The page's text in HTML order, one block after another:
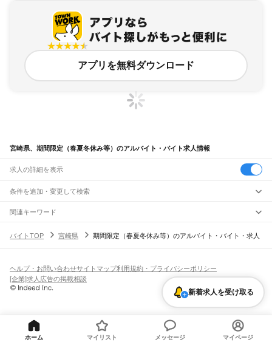
アプリを無料ダウンロード
宮崎県、期間限定（春夏冬休み等）のアルバイト・バイト求人情報
求人の詳細を表示
条件を追加・変更して検索
市区町村を追加・変更
宮崎県すべて
駅を追加・変更
市棚駅 北川駅日向長井駅 北延岡駅延岡駅南延岡駅 旭ケ丘駅 土々呂駅
日向市駅財光寺駅南日向駅美々津駅東都農駅都農駅川南駅高鍋駅日向新富駅
佐土原駅日向住吉駅蓮ケ池駅 南宮崎駅
日向沓掛駅
西都城駅五十市駅
真幸駅
JR宮崎空港線
飲食・フードサービス
飲食・フードサービス
ホールスタッフ
皿洗い・洗い場 精肉・鮮魚加工 給食調理
バー（BAR）・バーテンダー
飲食店（店長・マネージャー）
営業・販売
営業・販売
営業テレフォンアポインター（テレアポ） ルートセールス
特徴を追加・変更
人気
髪型・髪色自由
勤務期間
短期単発・1日OK
期間限定（春夏冬休み等）
シフト
正社員
契約社員
派遣社員
関連キーワード
熊本県 期間限定（春夏冬休み等） 期間限定
宮崎県 宮崎市 期間限定（春夏冬休み等） 中華料理
バイトTOP 宮崎県 期間限定（春夏冬休み等）のアルバイト・バイト・求人
新着求人を受け取る
ヘルプ・お問い合わせサイトマップ利用規約・プライバシーポリシー
[企業]求人広告の掲載相談
ホーム マイリスト メッセージ マイページ